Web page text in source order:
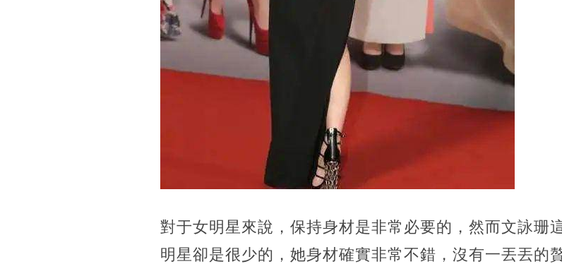
對于女明星來說，保持身材是非常必要的，然而文詠珊
明星卻是很少的，她身材確實非常不錯，沒有一丟丟的